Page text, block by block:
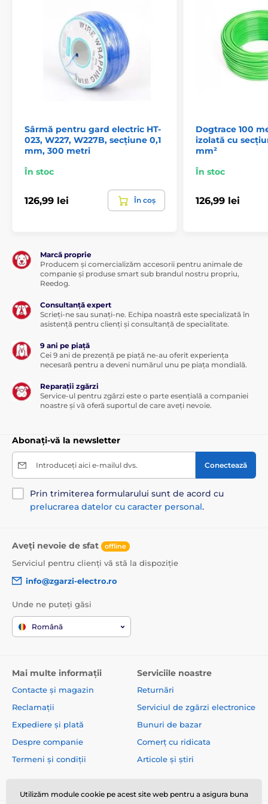
Pet at School
CANIFUGUE
iTrainer HT-026
sunt livrate în funcție de stocul disponibil.
Specificațiile tehnice pot fi modificate fără o notificare
expresă. Imaginile au doar caracter ilustrativ.
Produsul este inclus în categoria
Sârmă pentru gard electric HT-
023, W227, W227B, secțiune 0,1
mm, 300 metri
În stoc
126,99 lei În coș
Dogtrace 100
izolată cu
mm²
În stoc
126,99 lei
Marcă proprie
Producem și comercializăm accesorii pentru animale de
companie și produse smart sub brandul nostru propriu,
Reedog.
Consultanță expert
Scrieți-ne sau sunați-ne. Echipa noastră este specializată în
asistență pentru clienți și consultanță de specialitate.
9 ani pe piață
Cei 9 ani de prezență pe piață ne-au oferit experiența
necesară pentru a deveni numărul unu pe piața mondială.
Reparații zgărzi
Service-ul pentru zgărzi este o parte esențială a companiei
noastre și vă oferă suportul de care aveți nevoie.
Abonați-vă la newsletter
Introduceți aici e-mailul dvs. Conectează
Prin trimiterea formularului sunt de acord cu
prelucrarea datelor cu caracter personal.
Aveți nevoie de sfat offline
Serviciul pentru clienți vă stă la dispoziție
info@zgarzi-electro.ro
Unde ne puteți găsi
Română
Mai multe informații
Contacte și magazin
Reclamații
Expediere și plată
Despre companie
Termeni și condiții
Serviciile noastre
Returnări
Serviciul de zgărzi electronice
Bunuri de bazar
Comerț cu ridicata
Articole și știri
Utilizăm module cookie pe acest site web pentru a asigura buna